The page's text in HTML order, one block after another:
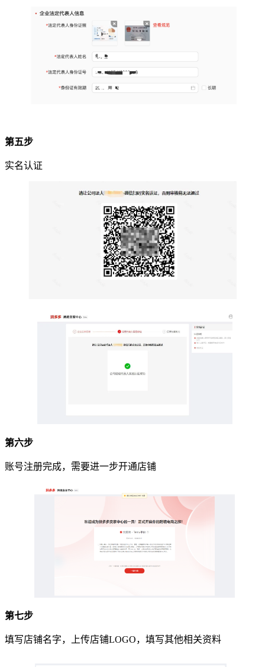
第五步
实名认证
第六步
账号注册完成，需要进一步开通店铺
第七步
填写店铺名字，上传店铺LOGO，填写其他相关资料